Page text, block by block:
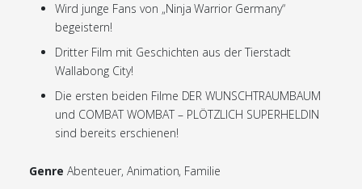
Wird junge Fans von „Ninja Warrior Germany“
begeistern!
Dritter Film mit Geschichten aus der Tierstadt
Wallabong City!
Die ersten beiden Filme DER WUNSCHTRAUMBAUM
und COMBAT WOMBAT – PLÖTZLICH SUPERHELDIN
sind bereits erschienen!
Genre Abenteuer, Animation, Familie